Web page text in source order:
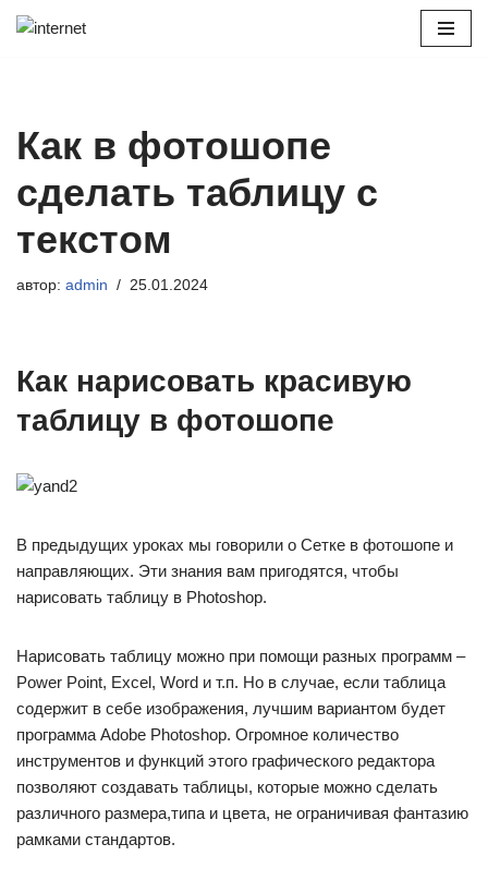
Как в фотошопе
сделать таблицу с
текстом
автор: admin 25.01.2024
Как нарисовать красивую
таблицу в фотошопе
В предыдущих уроках мы говорили о Сетке в фотошопе и
направляющих. Эти знания вам пригодятся, чтобы
нарисовать таблицу в Photoshop.
Нарисовать таблицу можно при помощи разных программ –
Power Point, Excel, Word и т.п. Но в случае, если таблица
содержит в себе изображения, лучшим вариантом будет
программа Adobe Photoshop. Огромное количество
инструментов и функций этого графического редактора
позволяют создавать таблицы, которые можно сделать
различного размера,типа и цвета, не ограничивая фантазию
рамками стандартов.